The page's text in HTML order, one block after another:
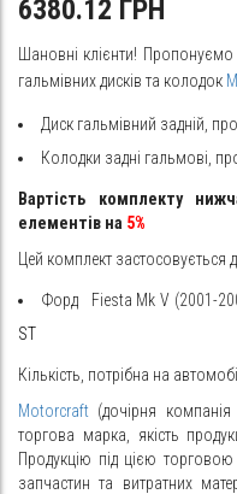
6380.12 ГРН
Шановні клієнти!
гальмівних дисків та колодок
Диск гальмівний задній,
Колодки задні гальмові,
Вартість комплекту
елементів на 5%
Цей комплект
Форд Fiesta Mk V (2001-
ST
Кількість, потрібна на
Motorcraft (дочірня
торгова марка, якість
Продукцію під цією
запчастин та витратних